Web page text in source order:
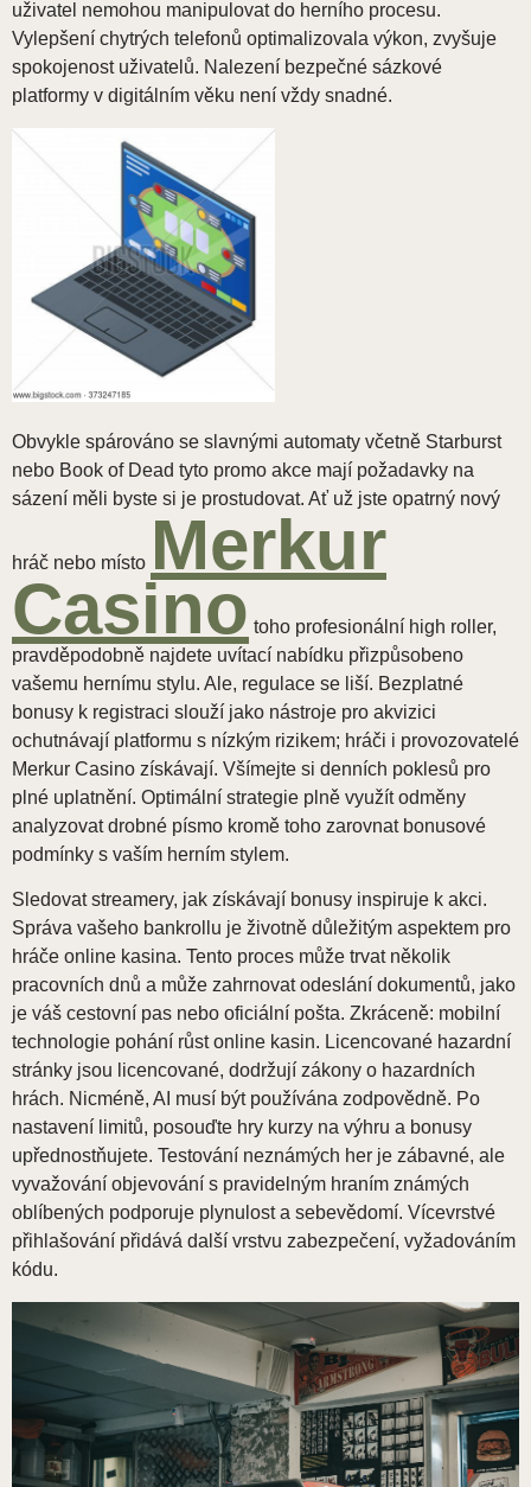
uživatel nemohou manipulovat do herního procesu.
Vylepšení chytrých telefonů optimalizovala výkon, zvyšuje
spokojenost uživatelů. Nalezení bezpečné sázkové
platformy v digitálním věku není vždy snadné.
Obvykle spárováno se slavnými automaty včetně Starburst
nebo Book of Dead tyto promo akce mají požadavky na
sázení měli byste si je prostudovat. Ať už jste opatrný nový
hráč nebo místo Merkur
Casino toho profesionální high roller,
pravděpodobně najdete uvítací nabídku přizpůsobeno
vašemu hernímu stylu. Ale, regulace se liší. Bezplatné
bonusy k registraci slouží jako nástroje pro akvizici
ochutnávají platformu s nízkým rizikem; hráči i provozovatelé
Merkur Casino získávají. Všímejte si denních poklesů pro
plné uplatnění. Optimální strategie plně využít odměny
analyzovat drobné písmo kromě toho zarovnat bonusové
podmínky s vaším herním stylem.
Sledovat streamery, jak získávají bonusy inspiruje k akci.
Správa vašeho bankrollu je životně důležitým aspektem pro
hráče online kasina. Tento proces může trvat několik
pracovních dnů a může zahrnovat odeslání dokumentů, jako
je váš cestovní pas nebo oficiální pošta. Zkráceně: mobilní
technologie pohání růst online kasin. Licencované hazardní
stránky jsou licencované, dodržují zákony o hazardních
hrách. Nicméně, AI musí být používána zodpovědně. Po
nastavení limitů, posouďte hry kurzy na výhru a bonusy
upřednostňujete. Testování neznámých her je zábavné, ale
vyvažování objevování s pravidelným hraním známých
oblíbených podporuje plynulost a sebevědomí. Vícevrstvé
přihlašování přidává další vrstvu zabezpečení, vyžadováním
kódu.